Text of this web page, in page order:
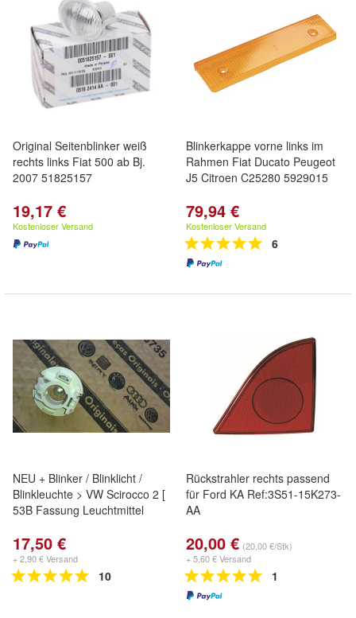
Original Seitenblinker weiß
rechts links Fiat 500 ab Bj.
2007 51825157
19,17 €
Kostenloser Versand
Blinkerkappe vorne links im
Rahmen Fiat Ducato Peugeot
J5 Citroen C25280 5929015
79,94 €
Kostenloser Versand
6
NEU + Blinker / Blinklicht /
Blinkleuchte > VW Scirocco 2 [
53B Fassung Leuchtmittel
17,50 €
+ 2,90 € Versand
10
Rückstrahler rechts passend
für Ford KA Ref:3S51-15K273-
AA
20,00 € (20,00 €/Stk)
+ 5,60 € Versand
1